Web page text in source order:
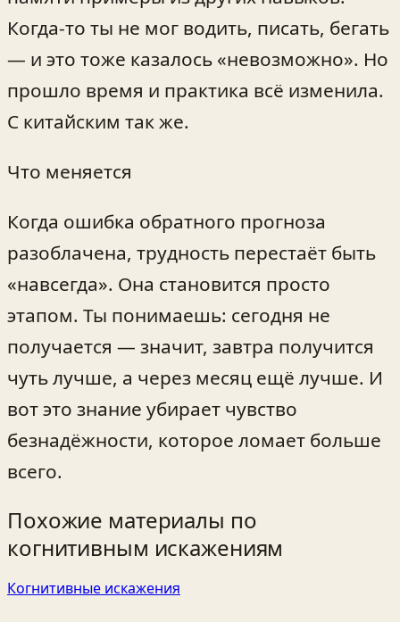
Когда-то ты не мог водить, писать, бегать
— и это тоже казалось «невозможно». Но
прошло время и практика всё изменила.
С китайским так же.
Что меняется
Когда ошибка обратного прогноза
разоблачена, трудность перестаёт быть
«навсегда». Она становится просто
этапом. Ты понимаешь: сегодня не
получается — значит, завтра получится
чуть лучше, а через месяц ещё лучше. И
вот это знание убирает чувство
безнадёжности, которое ломает больше
всего.
Похожие материалы по
когнитивным искажениям
Когнитивные искажения